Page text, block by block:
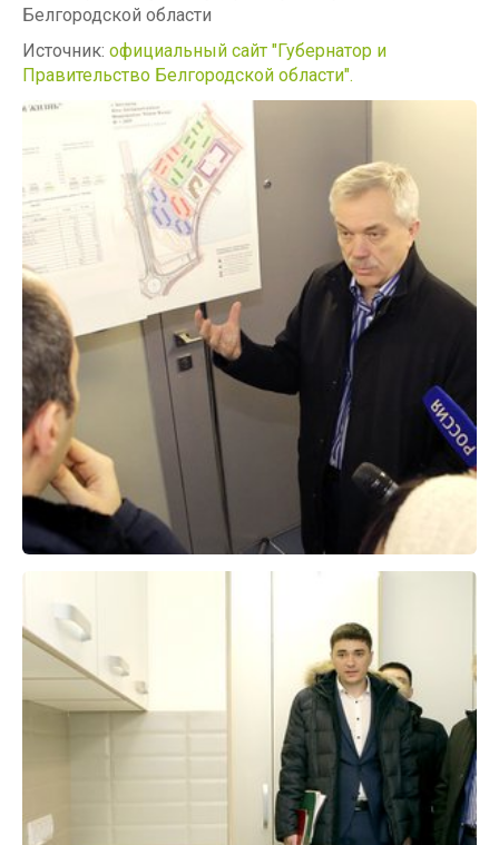
Белгородской области
Источник: официальный сайт "Губернатор и
Правительство Белгородской области".